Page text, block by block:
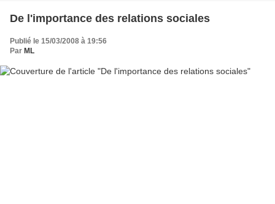
De l'importance des relations sociales
Publié le 15/03/2008 à 19:56
Par ML